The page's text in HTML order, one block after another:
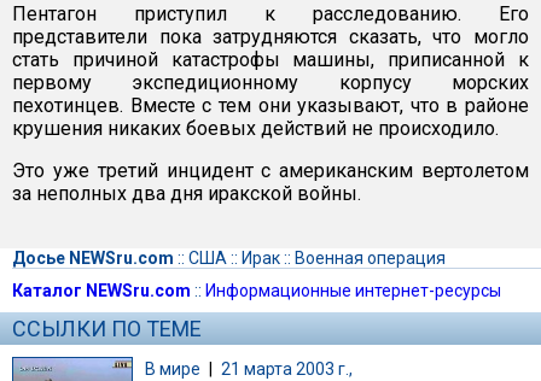
Пентагон приступил к расследованию. Его
представители пока затрудняются сказать, что могло
стать причиной катастрофы машины, приписанной к
первому экспедиционному корпусу морских
пехотинцев. Вместе с тем они указывают, что в районе
крушения никаких боевых действий не происходило.
Это уже третий инцидент с американским вертолетом
за неполных два дня иракской войны.
Досье NEWSru.com :: США :: Ирак:: Военная операция
Каталог NEWSru.com :: Информационные интернет-ресурсы
ССЫЛКИ ПО ТЕМЕ
В мире | 21 марта 2003 г.,